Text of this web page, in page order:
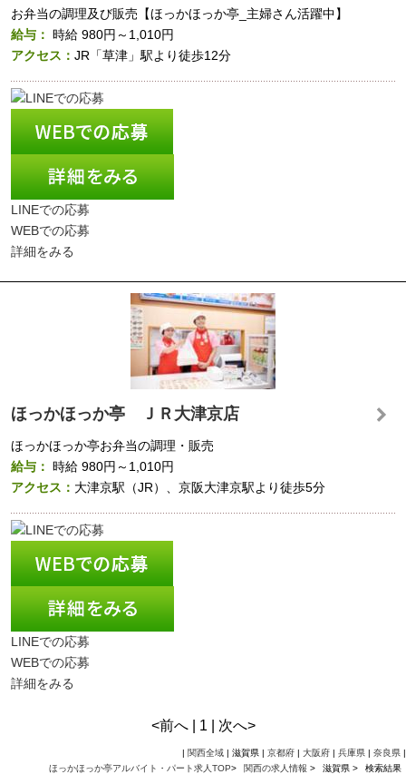
お弁当の調理及び販売【ほっかほっか亭_主婦さん活躍中】
給与： 時給 980円～1,010円
アクセス： JR「草津」駅より徒歩12分
LINEでの応募
WEBでの応募
詳細をみる
ほっかほっか亭 ＪＲ大津京店
ほっかほっか亭お弁当の調理・販売
給与： 時給 980円～1,010円
アクセス： 大津京駅（JR）、京阪大津京駅より徒歩5分
LINEでの応募
WEBでの応募
詳細をみる
<前へ | 1 | 次へ>
| 関西全域 | 滋賀県 | 京都府 | 大阪府 | 兵庫県 | 奈良県 |
ほっかほっか亭アルバイト・パート求人TOP> 関西の求人情報 > 滋賀県 > 検索結果